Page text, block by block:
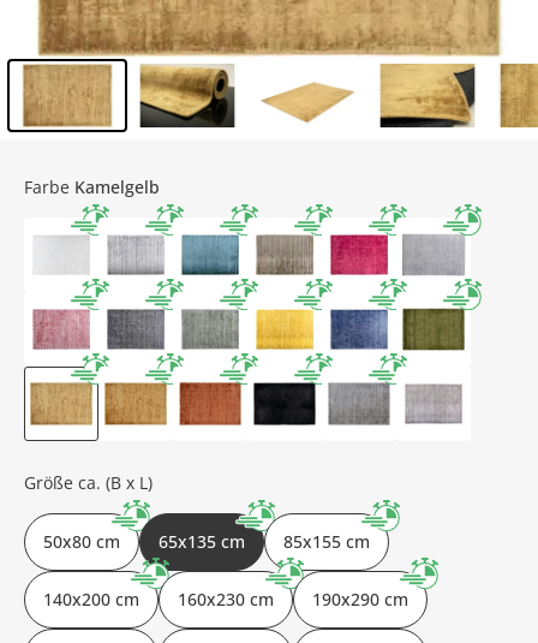
Farbe Kamelgelb
Größe ca. (B x L)
50x80 cm 65x135 cm 85x155 cm
140x200 cm 160x230 cm 190x290 cm